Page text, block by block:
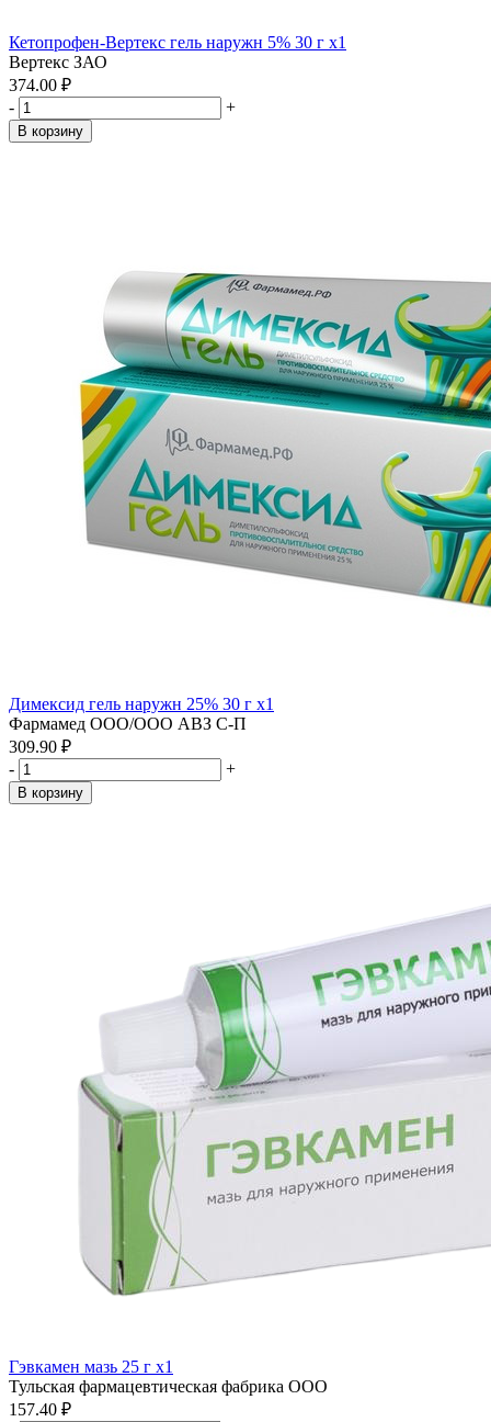
Кетопрофен-Вертекс гель наружн 5% 30 г x1
Вертекс ЗАО
374.00 ₽
-
+
В корзину
Димексид гель наружн 25% 30 г x1
Фармамед ООО/ООО АВЗ С-П
309.90 ₽
-
+
В корзину
Гэвкамен мазь 25 г x1
Тульская фармацевтическая фабрика ООО
157.40 ₽